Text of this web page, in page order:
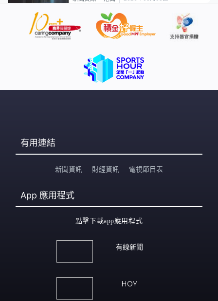
有用連結
新聞資訊 財經資訊 電視節目表
App 應用程式
點擊下載app應用程式
有線新聞
HOY